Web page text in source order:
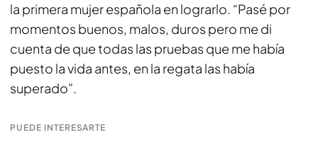
la primera mujer española en lograrlo. “Pasé por
momentos buenos, malos, duros pero me di
cuenta de que todas las pruebas que me había
puesto la vida antes, en la regata las había
superado”.
PUEDE INTERESARTE